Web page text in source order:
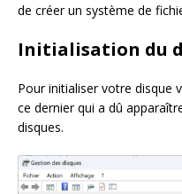
de créer un système de
Initialisation du
Pour initialiser votre disque
ce dernier qui a dû
disques.